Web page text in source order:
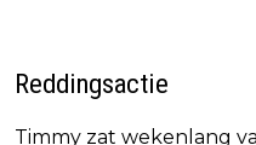
Reddingsactie
Timmy zat wekenlang